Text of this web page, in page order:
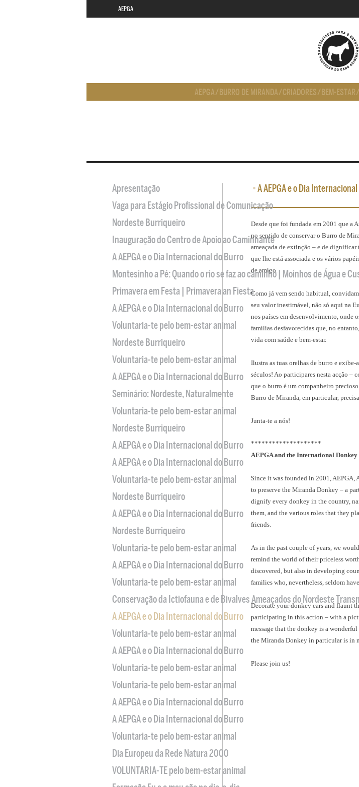
AEPGA
AEPGA/ BURRO DE MIRANDA/CRIADORES/ BEM-ESTAR/
•A AEPGA e o Dia
Desde que foi fundada em 2001 que a
no sentido de conservar o Burro de
ameaçada de extinção – e de
que lhe está associada e os vários
de amigo.
Como já vem sendo habitual,
seu valor inestimável, não só aqui na
nos países em desenvolvimento, onde
famílias desfavorecidas que, no
vida com saúde e bem-estar.
Ilustra as tuas orelhas de burro e
séculos! Ao participares nesta acção –
que o burro é um companheiro
Burro de Miranda, em particular,
Junta-te a nós!
********************
AEPGA and the International Donkey
Since it was founded in 2001, AEPGA,
to preserve the Miranda Donkey – a
dignify every donkey in the country,
them, and the various roles that they
friends.
As in the past couple of years, we
remind the world of their priceless
discovered, but also in developing
families who, nevertheless, seldom
Decorate your donkey ears and flaunt
participating in this action – with a
message that the donkey is a
the Miranda Donkey in particular is in
Please join us!
Apresentação
Vaga para Estágio Profissional de Comunicação
Nordeste Burriqueiro
Inauguração do Centro de Apoio ao Caminhante
A AEPGA e o Dia Internacional do Burro
Montesinho a Pé: Quando o rio se faz ao caminho | Moinhos de Água e
Primavera em Festa | Primavera an Fiesta
A AEPGA e o Dia Internacional do Burro
Voluntaria-te pelo bem-estar animal
Nordeste Burriqueiro
Voluntaria-te pelo bem-estar animal
A AEPGA e o Dia Internacional do Burro
Seminário: Nordeste, Naturalmente
Voluntaria-te pelo bem-estar animal
Nordeste Burriqueiro
A AEPGA e o Dia Internacional do Burro
A AEPGA e o Dia Internacional do Burro
Voluntaria-te pelo bem-estar animal
Nordeste Burriqueiro
A AEPGA e o Dia Internacional do Burro
Nordeste Burriqueiro
Voluntaria-te pelo bem-estar animal
A AEPGA e o Dia Internacional do Burro
Voluntaria-te pelo bem-estar animal
Conservação da Ictiofauna e de Bivalves Ameaçados do Nordeste
A AEPGA e o Dia Internacional do Burro
Voluntaria-te pelo bem-estar animal
A AEPGA e o Dia Internacional do Burro
Voluntaria-te pelo bem-estar animal
Voluntaria-te pelo bem-estar animal
A AEPGA e o Dia Internacional do Burro
A AEPGA e o Dia Internacional do Burro
Voluntaria-te pelo bem-estar animal
Dia Europeu da Rede Natura 2000
VOLUNTARIA-TE pelo bem-estar animal